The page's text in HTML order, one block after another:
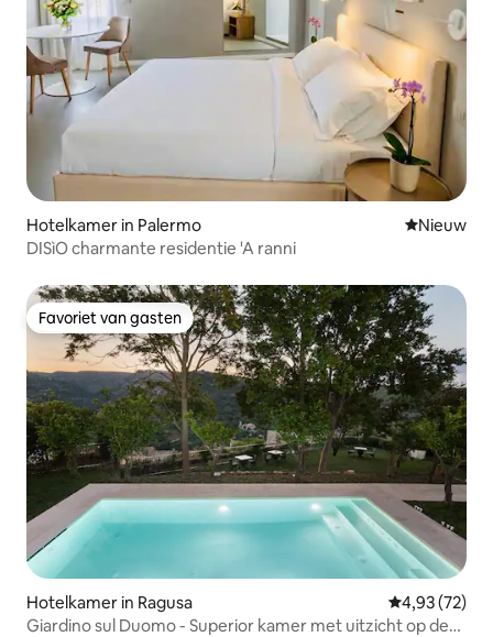
Hotelkamer in Palermo Nieuwe
Nieuw
DISìO charmante residentie 'A ranni
Favoriet van gasten
Favoriet van gasten
Hotelkamer in Ragusa Gemiddelde
4,93 (72)
Giardino sul Duomo - Superior kamer met uitzicht op de